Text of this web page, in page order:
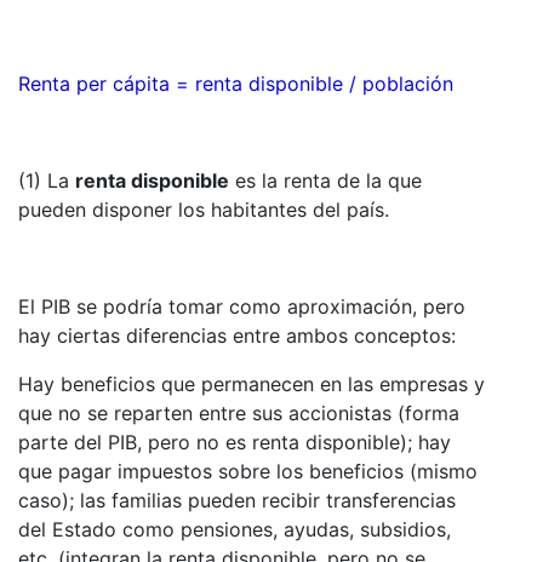
Renta per cápita = renta disponible / población
(1) La renta disponible es la renta de la que
pueden disponer los habitantes del país.
El PIB se podría tomar como aproximación, pero
hay ciertas diferencias entre ambos conceptos:
Hay beneficios que permanecen en las empresas y
que no se reparten entre sus accionistas (forma
parte del PIB, pero no es renta disponible); hay
que pagar impuestos sobre los beneficios (mismo
caso); las familias pueden recibir transferencias
del Estado como pensiones, ayudas, subsidios,